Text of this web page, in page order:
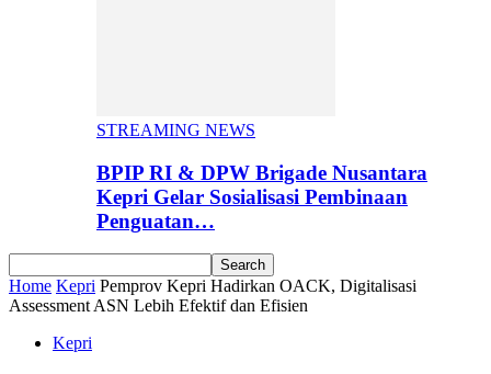
STREAMING NEWS
BPIP RI & DPW Brigade Nusantara
Kepri Gelar Sosialisasi Pembinaan
Penguatan…
Home Kepri Pemprov Kepri Hadirkan OACK, Digitalisasi
Assessment ASN Lebih Efektif dan Efisien
Kepri